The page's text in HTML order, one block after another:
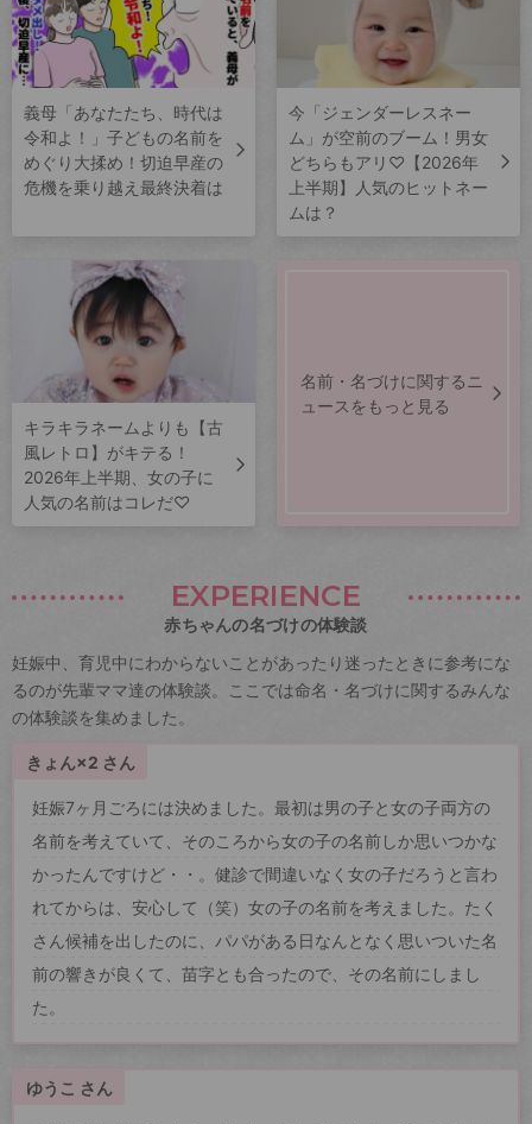
義母「あなたたち、時代は
令和よ！」子どもの名前を
めぐり大揉め！切迫早産の
危機を乗り越え最終決着は
今「ジェンダーレスネー
ム」が空前のブーム！男女
どちらもアリ♡【2026年
上半期】人気のヒットネー
ムは？
キラキラネームよりも【古
風レトロ】がキテる！
2026年上半期、女の子に
人気の名前はコレだ♡
名前・名づけに関するニ
ュースをもっと見る
EXPERIENCE
赤ちゃんの名づけの体験談
妊娠中、育児中にわからないことがあったり迷ったときに参考にな
るのが先輩ママ達の体験談。ここでは命名・名づけに関するみんな
の体験談を集めました。
きょん×2 さん
妊娠7ヶ月ごろには決めました。最初は男の子と女の子両方の
名前を考えていて、そのころから女の子の名前しか思いつかな
かったんですけど・・。健診で間違いなく女の子だろうと言わ
れてからは、安心して（笑）女の子の名前を考えました。たく
さん候補を出したのに、パパがある日なんとなく思いついた名
前の響きが良くて、苗字とも合ったので、その名前にしまし
た。
ゆうこ さん